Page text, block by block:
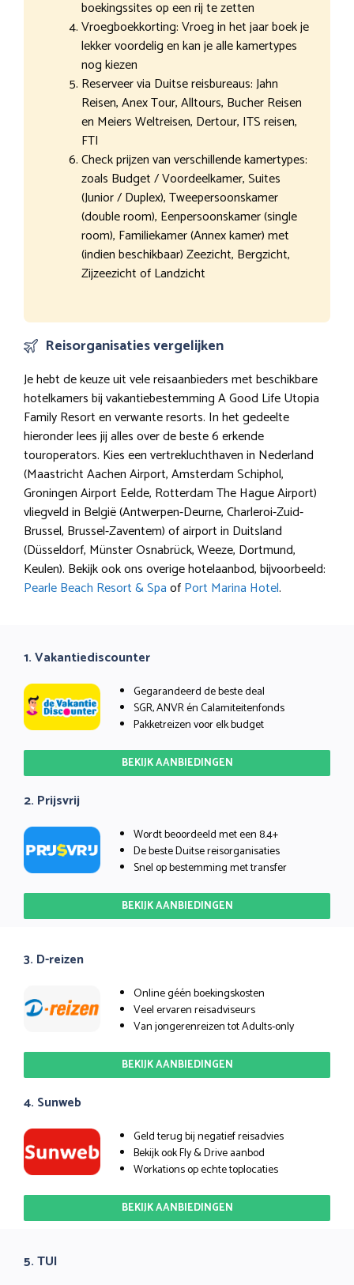
boekingssites op een rij te zetten
Vroegboekkorting: Vroeg in het jaar boek je
lekker voordelig en kan je alle kamertypes
nog kiezen
Reserveer via Duitse reisbureaus: Jahn
Reisen, Anex Tour, Alltours, Bucher Reisen
en Meiers Weltreisen, Dertour, ITS reisen,
FTI
Check prijzen van verschillende kamertypes:
zoals Budget / Voordeelkamer, Suites
(Junior / Duplex), Tweepersoonskamer
(double room), Eenpersoonskamer (single
room), Familiekamer (Annex kamer) met
(indien beschikbaar) Zeezicht, Bergzicht,
Zijzeezicht of Landzicht
Reisorganisaties vergelijken
Je hebt de keuze uit vele reisaanbieders met beschikbare
hotelkamers bij vakantiebestemming A Good Life Utopia
Family Resort en verwante resorts. In het gedeelte
hieronder lees jij alles over de beste 6 erkende
touroperators. Kies een vertrekluchthaven in Nederland
(Maastricht Aachen Airport, Amsterdam Schiphol,
Groningen Airport Eelde, Rotterdam The Hague Airport)
vliegveld in België (Antwerpen-Deurne, Charleroi-Zuid-
Brussel, Brussel-Zaventem) of airport in Duitsland
(Düsseldorf, Münster Osnabrück, Weeze, Dortmund,
Keulen). Bekijk ook ons overige hotelaanbod, bijvoorbeeld:
Pearle Beach Resort & SpaofPort Marina Hotel.
1. Vakantiediscounter
Gegarandeerd de beste deal
SGR, ANVR én Calamiteitenfonds
Pakketreizen voor elk budget
BEKIJK AANBIEDINGEN
2. Prijsvrij
Wordt beoordeeld met een 8.4+
De beste Duitse reisorganisaties
Snel op bestemming met transfer
BEKIJK AANBIEDINGEN
3. D-reizen
Online géén boekingskosten
Veel ervaren reisadviseurs
Van jongerenreizen tot Adults-only
BEKIJK AANBIEDINGEN
4. Sunweb
Geld terug bij negatief reisadvies
Bekijk ook Fly & Drive aanbod
Workations op echte toplocaties
BEKIJK AANBIEDINGEN
5. TUI